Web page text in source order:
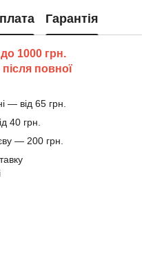
Гарантія
1000 грн.
повної
— від 65 грн.
40 грн.
— 200 грн.